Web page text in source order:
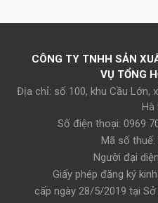
CÔNG TY TNHH SẢN
VỤ TỔNG
Địa chỉ: số 100, khu Cầu Lớn,
Hà
Số điện thoại: 0969
Mã số
Người đại
Giấy phép đăng ký
cấp ngày 28/5/2019 tại